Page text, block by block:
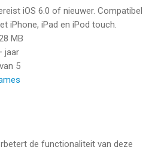
iOS 6.0 of nieuwer. Compatibel
iPhone, iPad en iPod touch.
MB
jaar
van 5
de functionaliteit van deze